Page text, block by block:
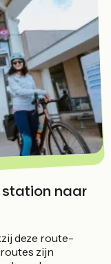
station naar
deze route-
routes zijn